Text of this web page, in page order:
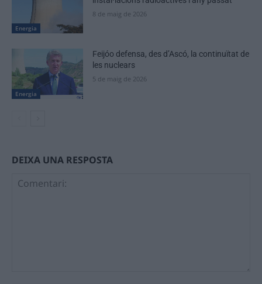
Energia
8 de maig de 2026
Energia
Feijóo defensa, des d’Ascó, la continuïtat de
les nuclears
5 de maig de 2026
DEIXA UNA RESPOSTA